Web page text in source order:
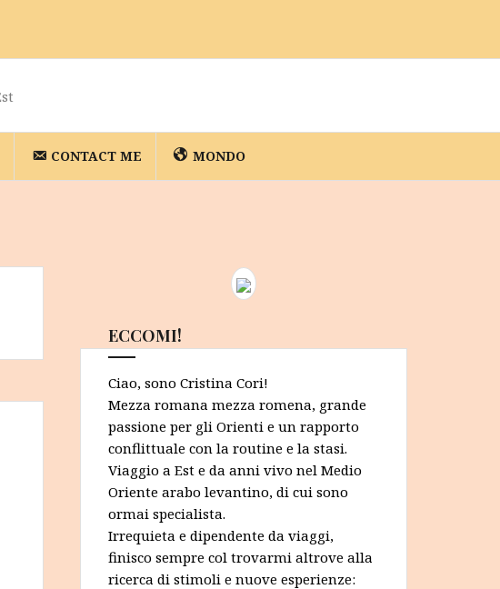
CONTACT ME MONDO
ECCOMI!
Ciao, sono Cristina Cori!
Mezza romana mezza romena, grande
passione per gli Orienti e un rapporto
conflittuale con la routine e la stasi.
Viaggio a Est e da anni vivo nel Medio
Oriente arabo levantino, di cui sono
ormai specialista.
Irrequieta e dipendente da viaggi,
finisco sempre col trovarmi altrove alla
ricerca di stimoli e nuove esperienze: